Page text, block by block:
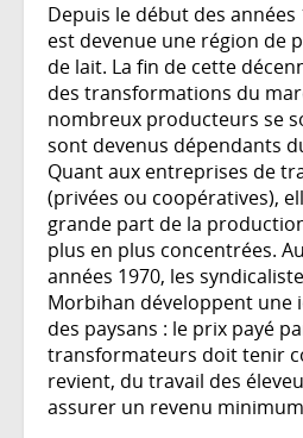
Depuis le début des années
est devenue une région de
de lait. La fin de cette
des transformations du
nombreux producteurs se
sont devenus dépendants
Quant aux entreprises de
(privées ou coopératives),
grande part de la
plus en plus concentrées.
années 1970, les
Morbihan développent une
des paysans : le prix payé
transformateurs doit tenir
revient, du travail des
assurer un revenu